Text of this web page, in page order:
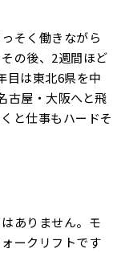
そく働きながら
の後、2週間ほど
目は東北6県を中
古屋・大阪へと飛
と仕事もハードそ
ありません。モ
ークリフトです